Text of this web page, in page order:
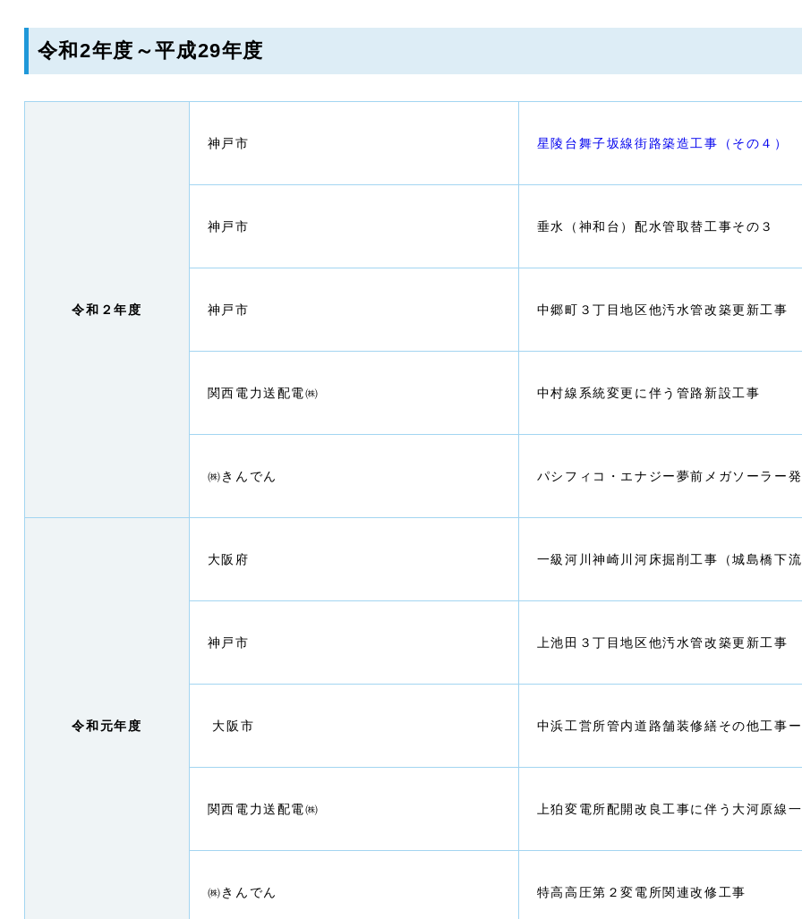
令和2年度～平成29年度
令和２年度
神戸市 星陵台舞子坂線街路築造工事（その４）
神戸市 垂水（神和台）配水管取替工事その３
神戸市 中郷町３丁目地区他汚水管改築更新工事
関西電力送配電㈱ 中村線系統変更に伴う管路新設工事
㈱きんでん パシフィコ・エナジー夢前メガソーラー
令和元年度
大阪府 一級河川神崎川河床掘削工事（城島橋下
神戸市 上池田３丁目地区他汚水管改築更新工事
大阪市 中浜工営所管内道路舗装修繕その他工事ー
関西電力送配電㈱ 上狛変電所配開改良工事に伴う大河原線
㈱きんでん 特高高圧第２変電所関連改修工事